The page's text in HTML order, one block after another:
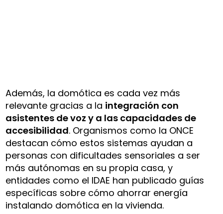
Además, la domótica es cada vez más
relevante gracias a la integración con
asistentes de voz y a las capacidades de
accesibilidad. Organismos como la ONCE
destacan cómo estos sistemas ayudan a
personas con dificultades sensoriales a ser
más autónomas en su propia casa, y
entidades como el IDAE han publicado guías
específicas sobre cómo ahorrar energía
instalando domótica en la vivienda.